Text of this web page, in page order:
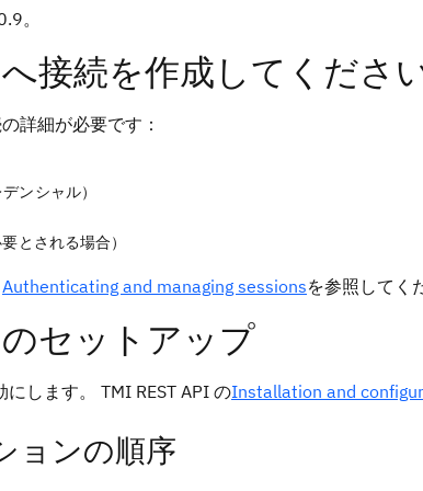
。
接続を作成してくださ
詳細が必要です：
ンシャル）
とされる場合）
Authenticating and managing sessionsを参照してく
セットアップ
します。 TMI REST API のInstallation and
ョンの順序